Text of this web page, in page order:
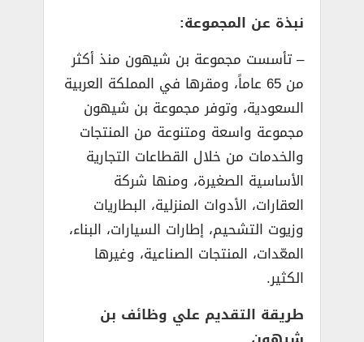
نبذة عن المجموعة:
– تأسست مجموعة بن شيهون منذ أكثر
من 65 عاماً، ومقرها في المملكة العربية
السعودية، وتوفر مجموعة بن شيهون
مجموعة واسعة ومتنوعة من المنتجات
والخدمات من خلال القطاعات التجارية
الأساسية الصغيرة، ومنها شركة
العقارات، الأدوات المنزلية، البطاريات
وزيوت التشحيم، إطارات السيارات، البناء،
المعّدات، المنتجات الصناعية، وغيرها
الكثير.
طريقة التقديم علي وظائف بن